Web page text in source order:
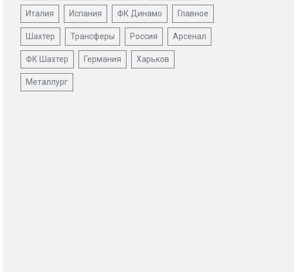
Италия Испания ФК Динамо Главное
Шахтер Трансферы Россия Арсенал
ФК Шахтер Германия Харьков
Металлург